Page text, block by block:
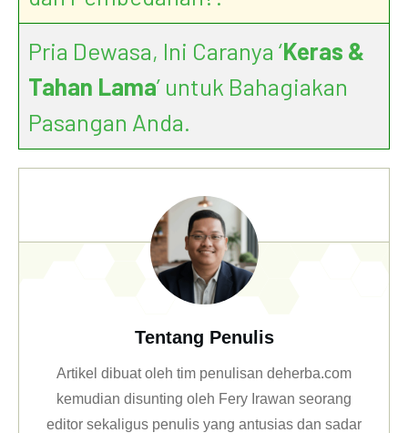
Pria Dewasa, Ini Caranya ‘Keras &
Tahan Lama’ untuk Bahagiakan
Pasangan Anda.
Tentang Penulis
Artikel dibuat oleh tim penulisan deherba.com
kemudian disunting oleh Fery Irawan seorang
editor sekaligus penulis yang antusias dan sadar